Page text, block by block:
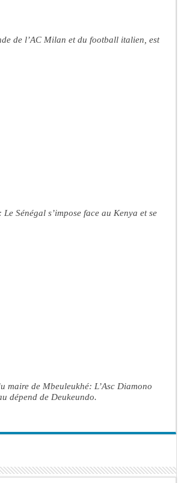
de l’AC Milan et du football italien, est
Sénégal s’impose face au Kenya et se
maire de Mbeuleukhé: L’Asc Diamono
dépend de Deukeundo.